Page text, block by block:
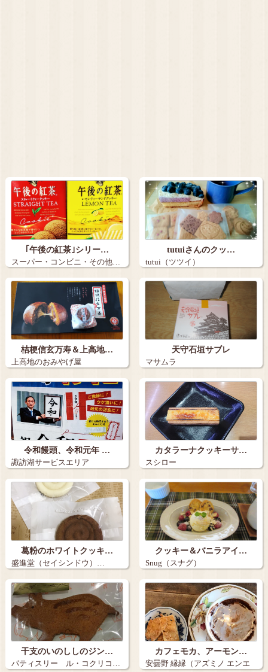
｢午後の紅茶｣シリー…
スーパー・コンビニ・その他…
tutuiさんのクッ…
tutui（ツツイ）
桔梗信玄万寿＆上高地…
上高地のおみやげ屋
天守石垣サブレ
マサムラ
令和饅頭、令和元年 …
諏訪湖サービスエリア
カタラーナクッキーサ…
スシロー
葛粉のホワイトクッキ…
盛進堂（セイシンドウ）…
クッキー＆バニラアイ…
Snug（スナグ）
干支のいのししのジン…
パティスリー ル・コクリコ…
カフェモカ、アーモン…
安曇野 縁縁（アズミノ エンエ